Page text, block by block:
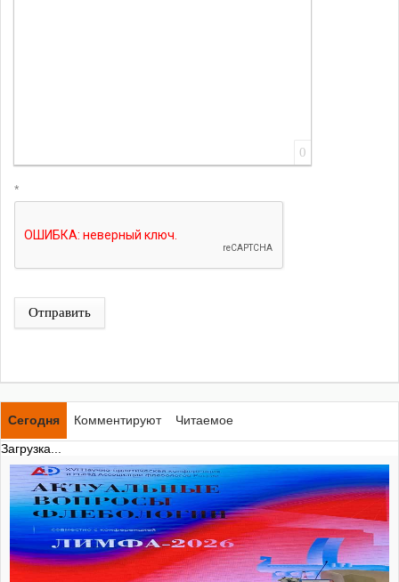
0
*
Отправить
Сегодня Комментируют
Читаемое
Загрузка...